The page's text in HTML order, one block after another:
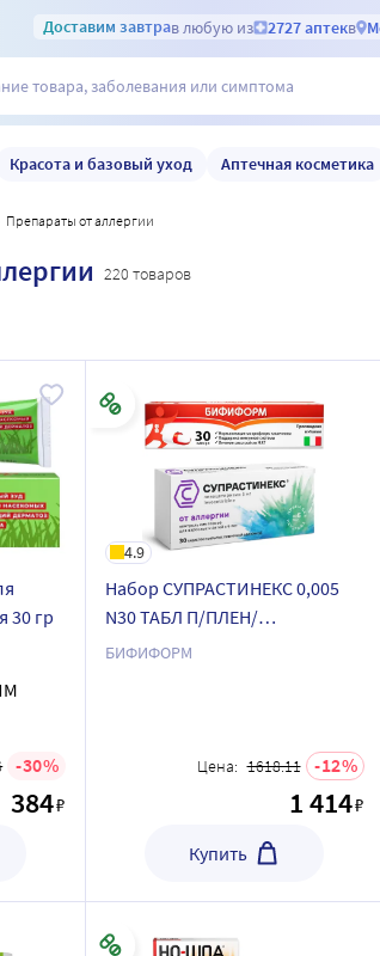
Доставим завтрав любую из 2727 аптекв
Красота и базовый уход Аптечная косметика
препараты от аллергии
220 товаров
30 гр
30
384₽
4.9
Набор СУПРАСТИНЕКС 0,005
N30 ТАБЛ П/ПЛЕН/
ОБОЛОЧ+Бифиформ 30 шт.
БИФИФОРМ
Цена: 1618.11 12
1 414₽
Купить